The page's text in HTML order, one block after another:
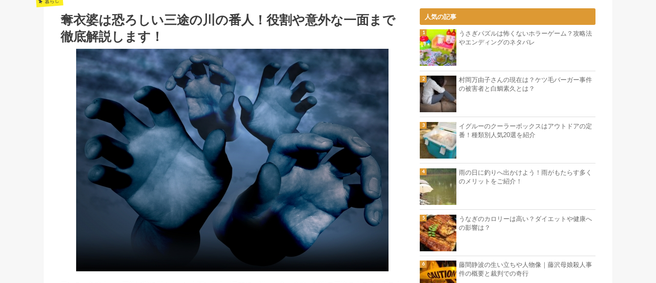
奪衣婆は恐ろしい三途の川の番人！役割や意外な一面まで
徹底解説します！
人気の記事
うさぎパズルは怖くないホラーゲーム？攻略法
やエンディングのネタバレ
村岡万由子さんの現在は？ケツ毛バーガー事件
の被害者と白鯛素久とは？
イグルーのクーラーボックスはアウトドアの定
番！種類別人気20選を紹介
雨の日に釣りへ出かけよう！雨がもたらす多く
のメリットをご紹介！
うなぎのカロリーは高い？ダイエットや健康へ
の影響は？
藤間静波の生い立ちや人物像｜藤沢母娘殺人事
件の概要と裁判での奇行